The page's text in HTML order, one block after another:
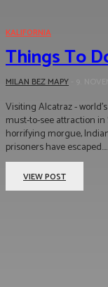
KALIFORNIA
Things To
MILAN BEZ MAPY
Visiting Alcatraz -
must-to-see attraction in
horrifying morgue,
prisoners have escaped....
VIEW POST